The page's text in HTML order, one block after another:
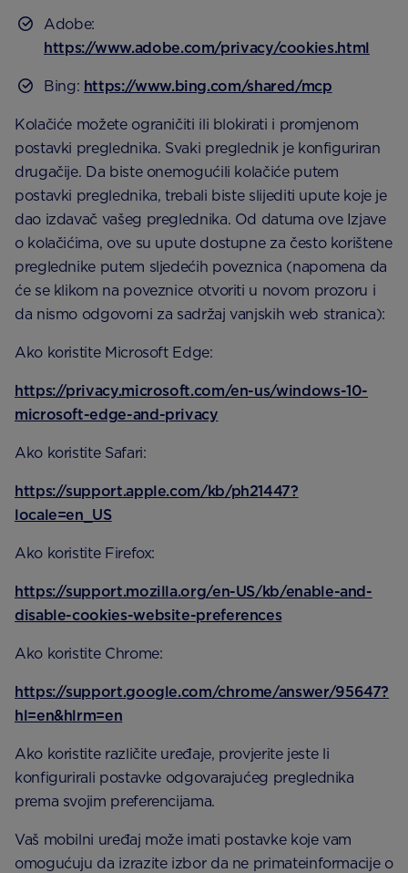
Adobe:
https://www.adobe.com/privacy/cookies.html
Bing: https://www.bing.com/shared/mcp
Kolačiće možete ograničiti ili blokirati i promjenom
postavki preglednika. Svaki preglednik je konfiguriran
drugačije. Da biste onemogućili kolačiće putem
postavki preglednika, trebali biste slijediti upute koje je
dao izdavač vašeg preglednika. Od datuma ove Izjave
o kolačićima, ove su upute dostupne za često korištene
preglednike putem sljedećih poveznica (napomena da
će se klikom na poveznice otvoriti u novom prozoru i
da nismo odgovorni za sadržaj vanjskih web stranica):
Ako koristite Microsoft Edge:
https://privacy.microsoft.com/en-us/windows-10-
microsoft-edge-and-privacy
Ako koristite Safari:
https://support.apple.com/kb/ph21447?
locale=en_US
Ako koristite Firefox:
https://support.mozilla.org/en-US/kb/enable-and-
disable-cookies-website-preferences
Ako koristite Chrome:
https://support.google.com/chrome/answer/95647?
hl=en&hlrm=en
Ako koristite različite uređaje, provjerite jeste li
konfigurirali postavke odgovarajućeg preglednika
prema svojim preferencijama.
Vaš mobilni uređaj može imati postavke koje vam
omogućuju da izrazite izbor da ne primateinformacije o